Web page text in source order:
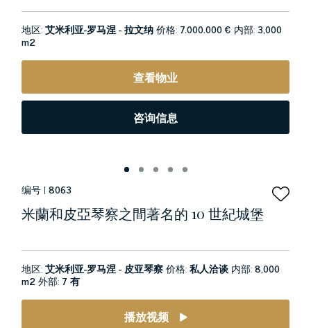
地区:艾米利亚-罗马涅 - 拉文纳价格: 7.000.000 € 内部:3,000
m2
查看物业
咨询信息
编号 | 8063
米蘭和皮亞琴察之間著名的 10 世紀城堡
地区:艾米利亚-罗马涅 - 皮亚琴察价格:私人洽谈 内部:8,000
m2外部: 7 有
播放视频